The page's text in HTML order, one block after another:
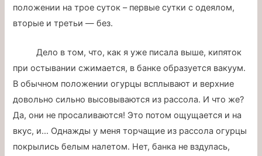
положении на трое суток – первые сутки с одеялом,
вторые и третьи — без.
Дело в том, что, как я уже писала выше, кипяток
при остывании сжимается, в банке образуется вакуум.
В обычном положении огурцы всплывают и верхние
довольно сильно высовываются из рассола. И что же?
Да, они не просаливаются! Это потом ощущается и на
вкус, и… Однажды у меня торчащие из рассола огурцы
покрылись белым налетом. Нет, банка не вздулась,